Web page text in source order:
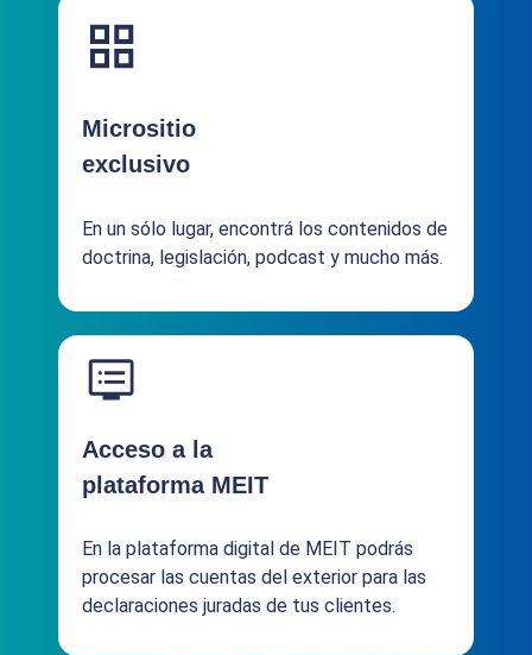
Micrositio
exclusivo
En un sólo lugar, encontrá los contenidos de
doctrina, legislación, podcast y mucho más.
Acceso a la
plataforma MEIT
En la plataforma digital de MEIT podrás
procesar las cuentas del exterior para las
declaraciones juradas de tus clientes.